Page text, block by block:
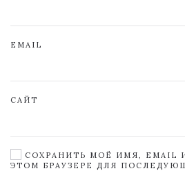
EMAIL
САЙТ
СОХРАНИТЬ МОЁ ИМЯ, EMAIL
ЭТОМ БРАУЗЕРЕ ДЛЯ